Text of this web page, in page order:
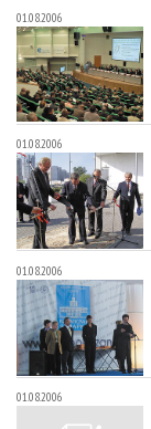
01.08.2006
01.08.2006
01.08.2006
01.08.2006